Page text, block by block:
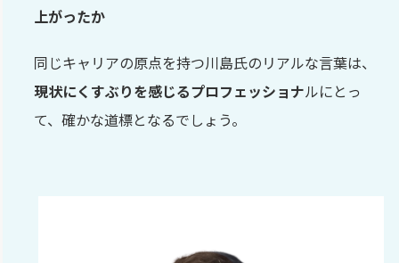
上がったか
同じキャリアの原点を持つ川島氏のリアルな言葉は、
現状にくすぶりを感じるプロフェッショナルにとっ
て、確かな道標となるでしょう。